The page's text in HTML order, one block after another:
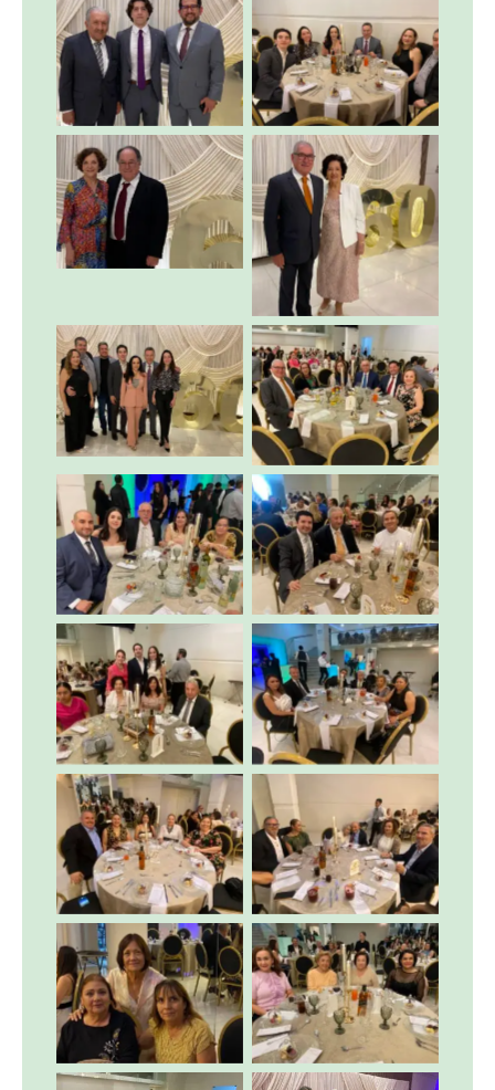
Sin leyenda Sin leyenda
Sin leyenda
Sin leyenda
Sin leyenda Sin leyenda
Sin leyenda Sin leyenda
Sin leyenda Sin leyenda
Sin leyenda Sin leyenda
Sin leyenda Sin leyenda